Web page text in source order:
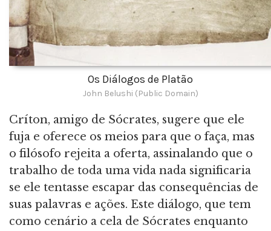
Os Diálogos de Platão
John Belushi (Public Domain)
Críton, amigo de Sócrates, sugere que ele
fuja e oferece os meios para que o faça, mas
o filósofo rejeita a oferta, assinalando que o
trabalho de toda uma vida nada significaria
se ele tentasse escapar das consequências de
suas palavras e ações. Este diálogo, que tem
como cenário a cela de Sócrates enquanto